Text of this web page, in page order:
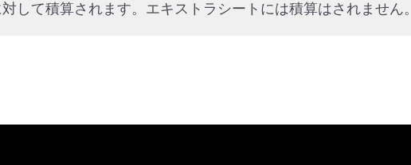
して積算されます。エキストラシートには積算はされません。